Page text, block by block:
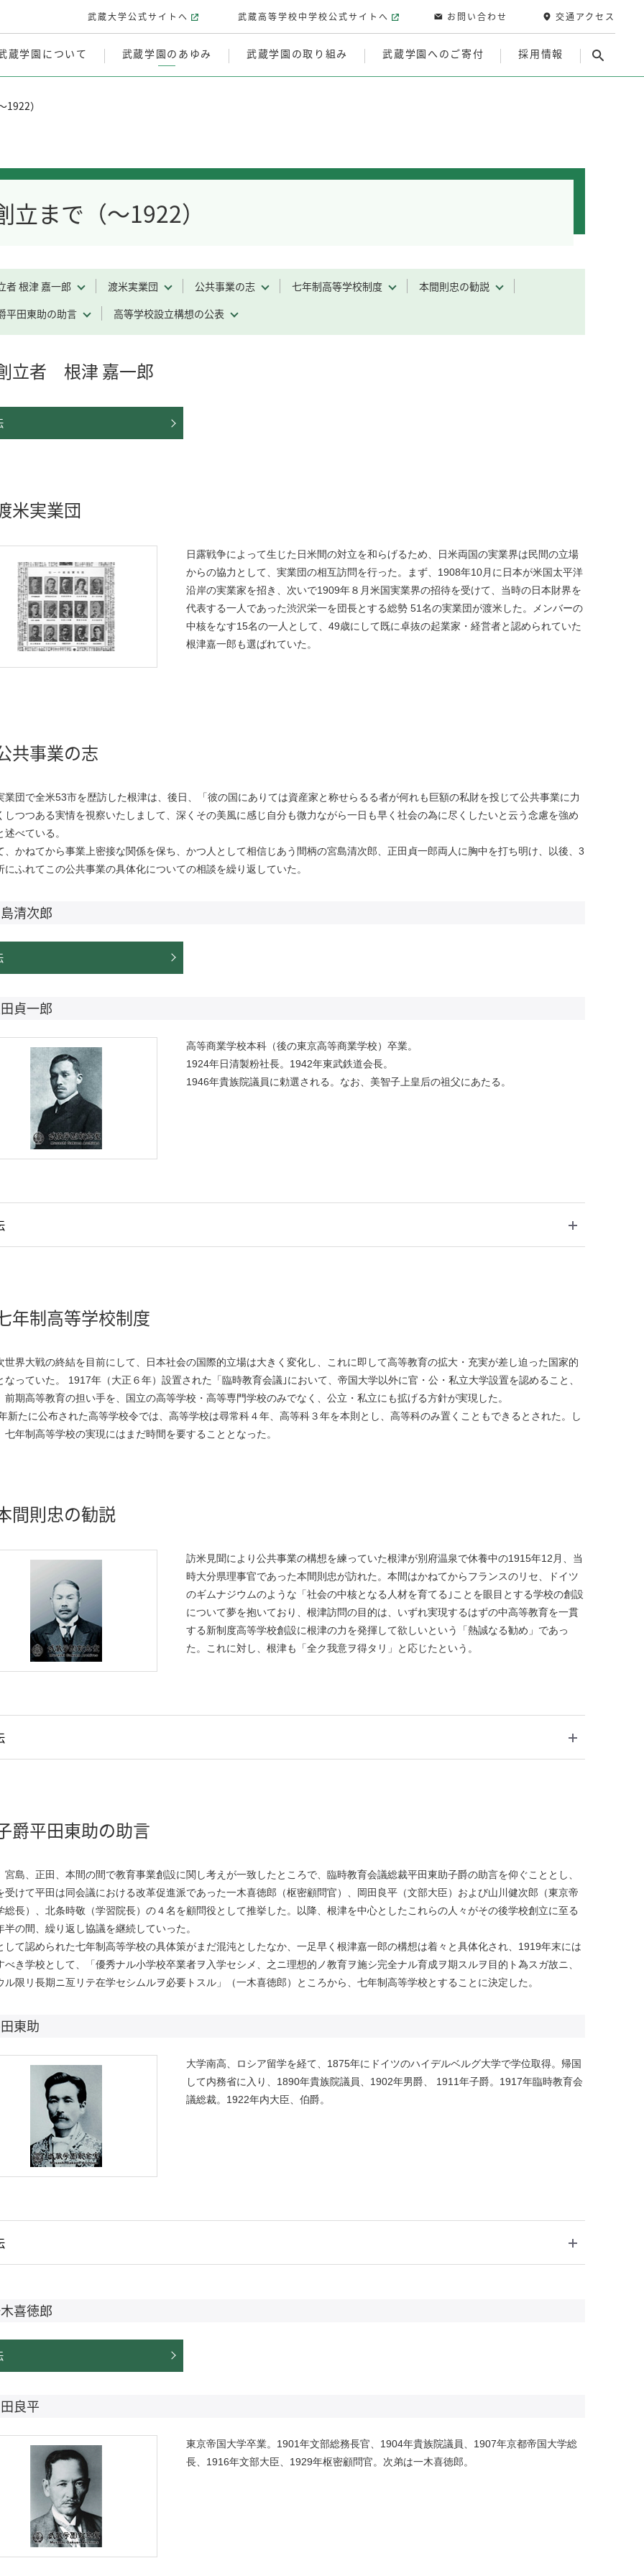
蔵学園について 武蔵学園のあゆみ 武蔵学園の取り組み 武蔵学園へのご寄付 採用情報
武蔵大学公式サイトへ 武蔵高等学校中学校公式サイトへ お問い合わせ 交通アクセス
1922）
立まで（～1922）
者 根津 嘉一郎 渡米実業団 公共事業の志 七年制高等学校制度
本間則忠の勧説
平田東助の助言
高等学校設立構想の公表
立者 根津 嘉一郎
米実業団
日露戦争によって生じた日米間の対立を和らげるため、日米両国の実業界は民間の立場
からの協力として、実業団の相互訪問を行った。まず、1908年10月に日本が米国太平洋
沿岸の実業家を招き、次いで1909年８月米国実業界の招待を受けて、当時の日本財界を
代表する一人であった渋沢栄一を団長とする総勢 51名の実業団が渡米した。メンバーの
中核をなす15名の一人として、49歳にして既に卓抜の起業家・経営者と認められていた
根津嘉一郎も選ばれていた。
共事業の志
業団で全米53市を歴訪した根津は、後日、「彼の国にありては資産家と称せらるる者が何れも巨額の私財を投じて公共事業に力
しつつある実情を視察いたしまして、深くその美風に感じ自分も微力ながら一日も早く社会の為に尽くしたいと云う念慮を強め
述べている。
、かねてから事業上密接な関係を保ち、かつ人として相信じあう間柄の宮島清次郎、正田貞一郎両人に胸中を打ち明け、以後、3
にふれてこの公共事業の具体化についての相談を繰り返していた。
清次郎
貞一郎
高等商業学校本科（後の東京高等商業学校）卒業。
1924年日清製粉社長。1942年東武鉄道会長。
1946年貴族院議員に勅選される。なお、美智子上皇后の祖父にあたる。
年制高等学校制度
世界大戦の終結を目前にして、日本社会の国際的立場は大きく変化し、これに即して高等教育の拡大・充実が差し迫った国家的
なっていた。 1917年（大正６年）設置された「臨時教育会議｣において、帝国大学以外に官・公・私立大学設置を認めること、
前期高等教育の担い手を、国立の高等学校・高等専門学校のみでなく、公立・私立にも拡げる方針が実現した。
新たに公布された高等学校令では、高等学校は尋常科４年、高等科３年を本則とし、高等科のみ置くこともできるとされた。し
七年制高等学校の実現にはまだ時間を要することとなった。
間則忠の勧説
訪米見聞により公共事業の構想を練っていた根津が別府温泉で休養中の1915年12月、当
時大分県理事官であった本間則忠が訪れた。本間はかねてからフランスのリセ、ドイツ
のギムナジウムのような「社会の中核となる人材を育てる｣ことを眼目とする学校の創設
について夢を抱いており、根津訪問の目的は、いずれ実現するはずの中高等教育を一貫
する新制度高等学校創設に根津の力を発揮して欲しいという「熱誠なる勧め」であっ
た。これに対し、根津も「全ク我意ヲ得タリ」と応じたという。
爵平田東助の助言
宮島、正田、本間の間で教育事業創設に関し考えが一致したところで、臨時教育会議総裁平田東助子爵の助言を仰ぐこととし、
受けて平田は同会議における改革促進派であった一木喜徳郎（枢密顧問官）、岡田良平（文部大臣）および山川健次郎（東京帝
総長）、北条時敬（学習院長）の４名を顧問役として推挙した。以降、根津を中心としたこれらの人々がその後学校創立に至る
半の間、繰り返し協議を継続していった。
して認められた七年制高等学校の具体策がまだ混沌としたなか、一足早く根津嘉一郎の構想は着々と具体化され、1919年末には
べき学校として、「優秀ナル小学校卒業者ヲ入学セシメ、之ニ理想的ノ教育ヲ施シ完全ナル育成ヲ期スルヲ目的ト為スガ故ニ、
ル限リ長期ニ亙リテ在学セシムルヲ必要トスル」（一木喜徳郎）ところから、七年制高等学校とすることに決定した。
東助
大学南高、ロシア留学を経て、1875年にドイツのハイデルベルグ大学で学位取得。帰国
して内務省に入り、1890年貴族院議員、1902年男爵、 1911年子爵。1917年臨時教育会
議総裁。1922年内大臣、伯爵。
喜徳郎
良平
東京帝国大学卒業。1901年文部総務長官、1904年貴族院議員、1907年京都帝国大学総
長、1916年文部大臣、1929年枢密顧問官。次弟は一木喜徳郎。